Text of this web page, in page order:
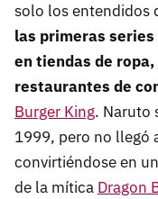
solo los entendidos
las primeras
en tiendas de
restaurantes de
Burger King. Naruto
1999, pero no llegó
convirtiéndose en
de la mítica Dragon